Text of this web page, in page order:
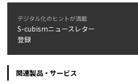
デジタル化のヒントが満載
S-cubismニュースレター
登録
関連製品・サービス